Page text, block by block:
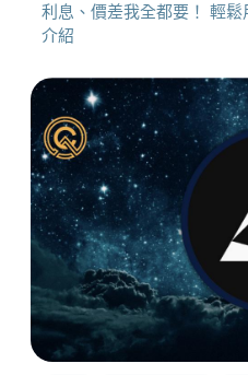
利息、價差我全都要！ 輕
介紹